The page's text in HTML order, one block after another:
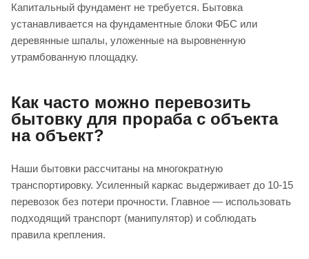
Капитальный фундамент не требуется. Бытовка
устанавливается на фундаментные блоки ФБС или
деревянные шпалы, уложенные на выровненную
утрамбованную площадку.
Как часто можно перевозить
бытовку для прораба с объекта
на объект?
Наши бытовки рассчитаны на многократную
транспортировку. Усиленный каркас выдерживает до 10-15
перевозок без потери прочности. Главное — использовать
подходящий транспорт (манипулятор) и соблюдать
правила крепления.